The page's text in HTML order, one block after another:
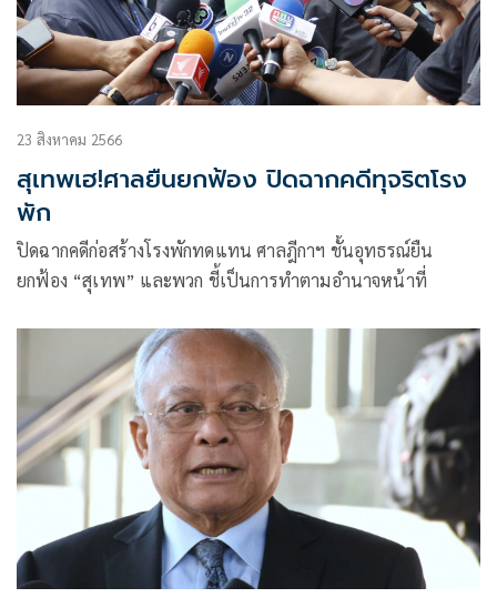
23 สิงหาคม 2566
สุเทพเฮ!ศาลยืนยกฟ้อง ปิดฉากคดีทุจริตโรง
พัก
ปิดฉากคดีก่อสร้างโรงพักทดแทน ศาลฎีกาฯ ชั้นอุทธรณ์ยืน
ยกฟ้อง “สุเทพ” และพวก ชี้เป็นการทำตามอำนาจหน้าที่